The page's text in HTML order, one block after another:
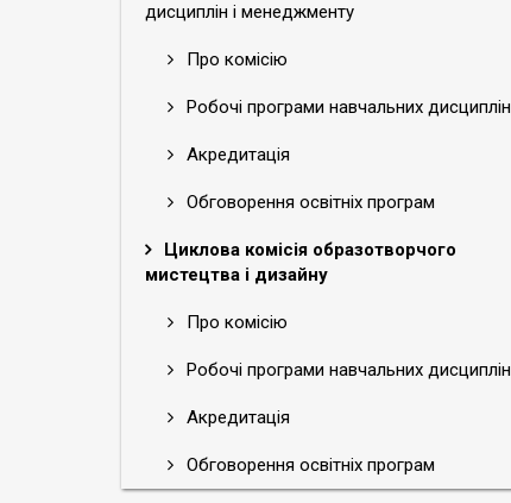
дисциплін і менеджменту
Про комісію
Робочі програми навчальних дисциплін
Акредитація
Обговорення освітніх програм
Циклова комісія образотворчого
мистецтва і дизайну
Про комісію
Робочі програми навчальних дисциплін
Акредитація
Обговорення освітніх програм